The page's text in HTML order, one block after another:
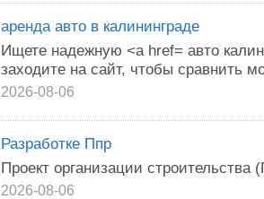
аренда авто в калининграде
Ищете надежную <a href= авто
заходите на сайт, чтобы сравнить
2026-08-06
Разработке Ппр
Проект организации строительства
2026-08-06